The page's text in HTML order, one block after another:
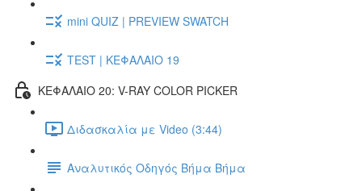
mini QUIZ | PREVIEW SWATCH
TEST | ΚΕΦΑΛΑΙΟ 19
ΚΕΦΑΛΑΙΟ 20: V-RAY COLOR PICKER
Διδασκαλία με Video (3:44)
Αναλυτικός Οδηγός Βήμα Βήμα